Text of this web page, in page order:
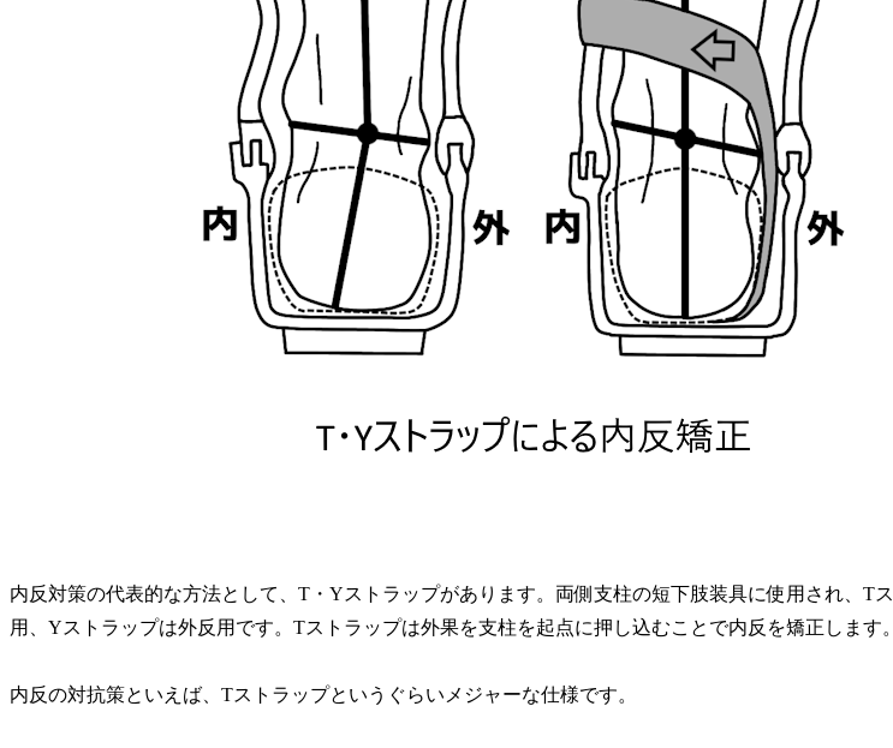
内反対策の代表的な方法として、T・Yストラップがあります。両側支柱の短下肢装具に使用され、T
用、Yストラップは外反用です。Tストラップは外果を支柱を起点に押し込むことで内反を矯正します。
内反の対抗策といえば、Tストラップというぐらいメジャーな仕様です。